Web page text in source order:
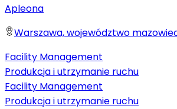
Apleona
Warszawa, województwo
Facility Management
Produkcja i utrzymanie ruchu
Facility Management
Produkcja i utrzymanie ruchu